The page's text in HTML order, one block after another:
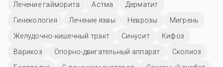
Лечение гайморита
Астма
Дерматит
Гинекология
Лечение язвы Неврозы
Мигрень
Желудочно-кишечный тракт
Синусит
Кифоз
Варикоз
Опорно-двигательный аппарат
Сколиоз